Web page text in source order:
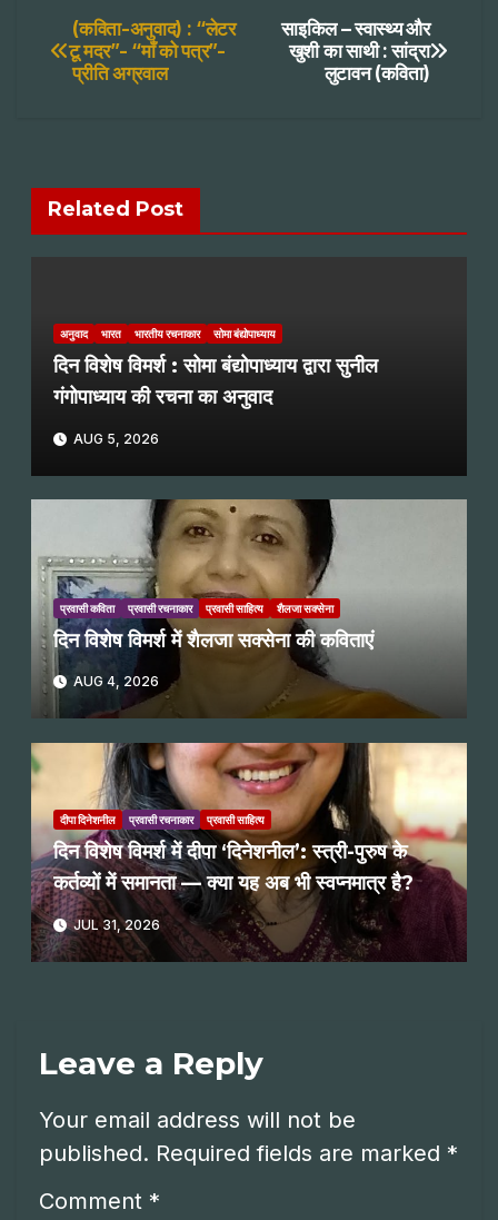
Post
navigation
साइकिल – स्वास्थ्य और
खुशी का साथी : सांद्रा
लुटावन (कविता)
(कविता-अनुवाद) : “लेटर
टू मदर”- “माँ को पत्र”-
प्रीति अग्रवाल
Related Post
अनुवाद भारत भारतीय रचनाकार सोमा बंद्योपाध्याय
दिन विशेष विमर्श : सोमा बंद्योपाध्याय द्वारा सुनील
गंगोपाध्याय की रचना का अनुवाद
AUG 5, 2026
प्रवासी कविता प्रवासी रचनाकार प्रवासी साहित्य शैलजा सक्सेना
दिन विशेष विमर्श में शैलजा सक्सेना की कविताएं
AUG 4, 2026
दीपा दिनेशनील प्रवासी रचनाकार प्रवासी साहित्य
दिन विशेष विमर्श में दीपा ‘दिनेशनील’: स्त्री-पुरुष के
कर्तव्यों में समानता — क्या यह अब भी स्वप्नमात्र है?
JUL 31, 2026
Leave a Reply
Your email address will not be
published. Required fields are marked *
Comment *